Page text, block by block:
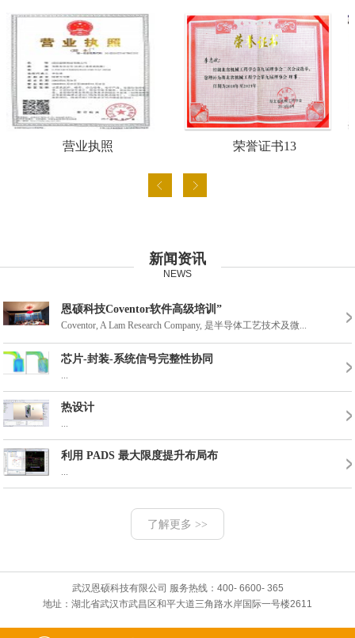
营业执照 荣誉证书13
2016年武汉威斯汀
新闻资讯
NEWS
恩硕科技Coventor软件高级培训”
Coventor, A Lam Research Company, 是半导体工艺技术及微...
芯片-封装-系统信号完整性协同
...
热设计
...
利用 PADS 最大限度提升布局布
...
了解更多 >>
武汉恩硕科技有限公司 服务热线：400- 6600- 365
地址：湖北省武汉市武昌区和平大道三角路水岸国际一号楼2611